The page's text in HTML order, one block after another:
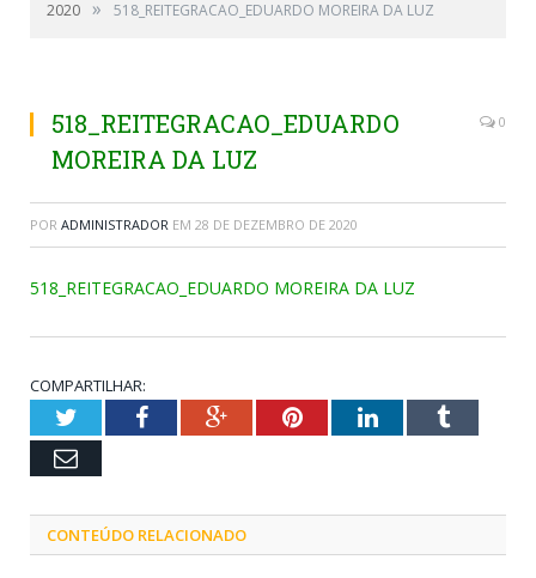
2020 » 518_REITEGRACAO_EDUARDO MOREIRA DA LUZ
518_REITEGRACAO_EDUARDO
MOREIRA DA LUZ
0
POR ADMINISTRADOR EM 28 DE DEZEMBRO DE 2020
518_REITEGRACAO_EDUARDO MOREIRA DA LUZ
COMPARTILHAR:
TwitterFacebookGoogle+PinterestLinkedInTumblr
Email
CONTEÚDO RELACIONADO